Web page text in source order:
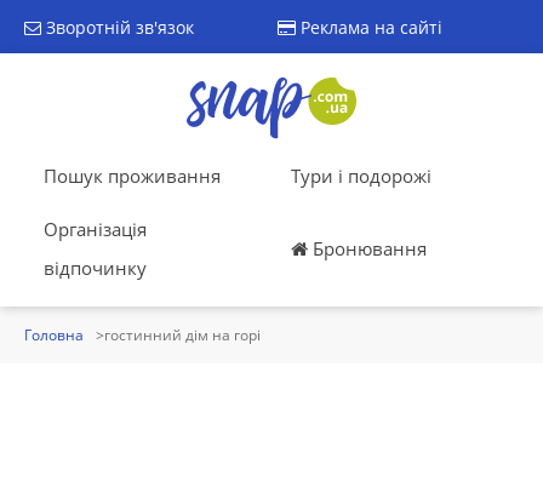
Зворотній зв'язок Реклама на сайті
Пошук проживання Тури і подорожі
Організація
відпочинку
Бронювання
Головна гостинний дім на горі